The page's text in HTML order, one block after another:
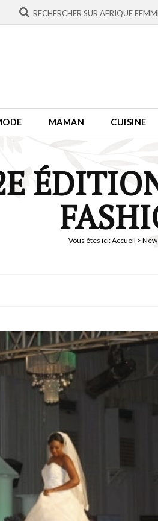
MAMAN CUISINE
Vous êtes ici:Accueil >